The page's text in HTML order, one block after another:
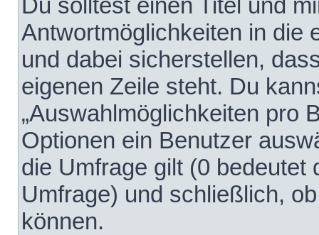
Du solltest einen Titel und
Antwortmöglichkeiten in die
und dabei sicherstellen,
eigenen Zeile steht. Du
„Auswahlmöglichkeiten pro
Optionen ein Benutzer
die Umfrage gilt (0 bedeutet
Umfrage) und schließlich,
können.